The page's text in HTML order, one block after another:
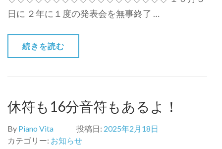
日に ２年に１度の発表会を無事終了 …
続きを読む
休符も16分音符もあるよ！
By Piano Vita 投稿日: 2025年2月18日
カテゴリー: お知らせ